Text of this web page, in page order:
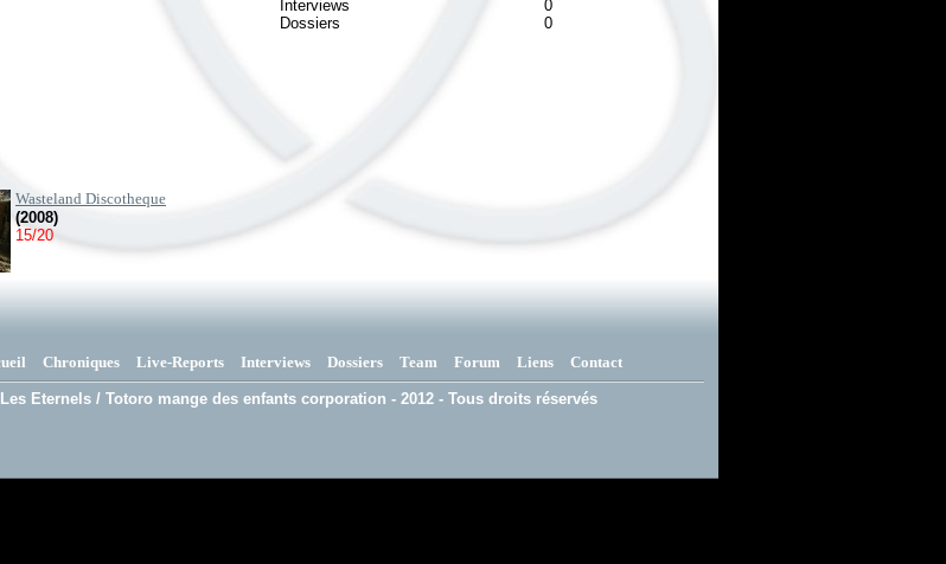
Interviews
0
Dossiers
0
Wasteland Discotheque
(2008)
15/20
Chroniques Live-Reports Interviews Dossiers Team Forum Liens Contact
Eternels / Totoro mange des enfants corporation - 2012 - Tous droits réservés